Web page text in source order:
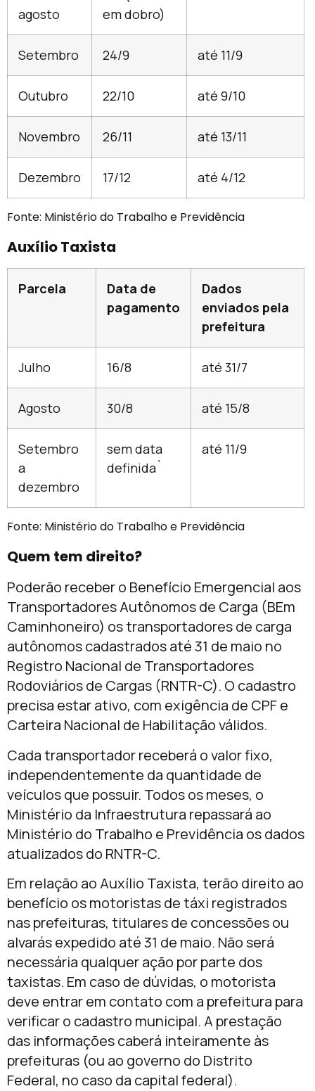
agosto
em dobro)
Setembro 24/9 até 11/9
Outubro 22/10 até 9/10
Novembro 26/11 até 13/11
Dezembro 17/12 até 4/12
Fonte: Ministério do Trabalho e Previdência
Auxílio Taxista
Parcela
Data de
pagamento
Dados
enviados pela
prefeitura
Julho 16/8 até 31/7
Agosto 30/8 até 15/8
Setembro
a
dezembro
sem data
definida`
até 11/9
Fonte: Ministério do Trabalho e Previdência
Quem tem direito?
Poderão receber o Benefício Emergencial aos
Transportadores Autônomos de Carga (BEm
Caminhoneiro) os transportadores de carga
autônomos cadastrados até31 de maio no
Registro Nacional de Transportadores
Rodoviários de Cargas (RNTR-C). O cadastro
precisa estar ativo, com exigência de CPF e
Carteira Nacional de Habilitação válidos.
Cada transportador receberá o valor fixo,
independentemente da quantidade de
veículos que possuir. Todos os meses, o
Ministério da Infraestrutura repassará ao
Ministério do Trabalho e Previdência os dados
atualizados do RNTR-C.
Em relação ao Auxílio Taxista, terão direito ao
benefício os motoristas de táxi registrados
nas prefeituras, titulares de concessões ou
alvarás expedido até31 de maio. Não será
necessária qualquer ação por parte dos
taxistas. Em caso de dúvidas, o motorista
deve entrar em contato com a prefeitura para
verificar o cadastro municipal. A prestação
das informações caberá inteiramente às
prefeituras (ou ao governo do Distrito
Federal, no caso da capital federal).